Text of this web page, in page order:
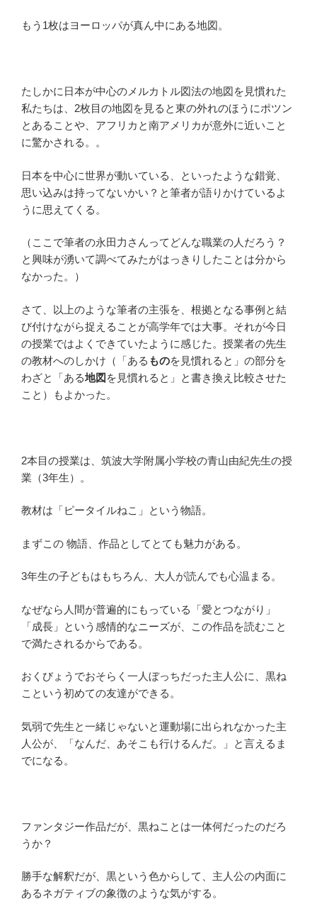
もう1枚はヨーロッパが真ん中にある地図。
たしかに日本が中心のメルカトル図法の地図を見慣れた
私たちは、2枚目の地図を見ると東の外れのほうにポツン
とあることや、アフリカと南アメリカが意外に近いこと
に驚かされる。。
日本を中心に世界が動いている、といったような錯覚、
思い込みは持ってないかい？と筆者が語りかけているよ
うに思えてくる。
（ここで筆者の永田力さんってどんな職業の人だろう？
と興味が湧いて調べてみたがはっきりしたことは分から
なかった。）
さて、以上のような筆者の主張を、根拠となる事例と結
び付けながら捉えることが高学年では大事。それが今日
の授業ではよくできていたように感じた。授業者の先生
の教材へのしかけ（「ある ものを見慣れると」の部分を
わざと「ある地図 を見慣れると」と書き換え比較させた
こと）もよかった。
2本目の授業は、筑波大学附属小学校の青山由紀先生の授
業（3年生）。
教材は「ピータイルねこ」という物語。
まずこの 物語、作品としてとても魅力がある。
3年生の子どもはもちろん、大人が読んでも心温まる。
なぜなら人間が普遍的にもっている「愛とつながり」
「成長」という感情的なニーズが、この作品を読むこと
で満たされるからである。
おくびょうでおそらく一人ぼっちだった主人公に、黒ね
こという初めての友達ができる。
気弱で先生と一緒じゃないと運動場に出られなかった主
人公が、「なんだ、あそこも行けるんだ。」と言えるま
でになる。
ファンタジー作品だが、黒ねことは一体何だったのだろ
うか？
勝手な解釈だが、黒という色からして、主人公の内面に
あるネガティブの象徴のような気がする。